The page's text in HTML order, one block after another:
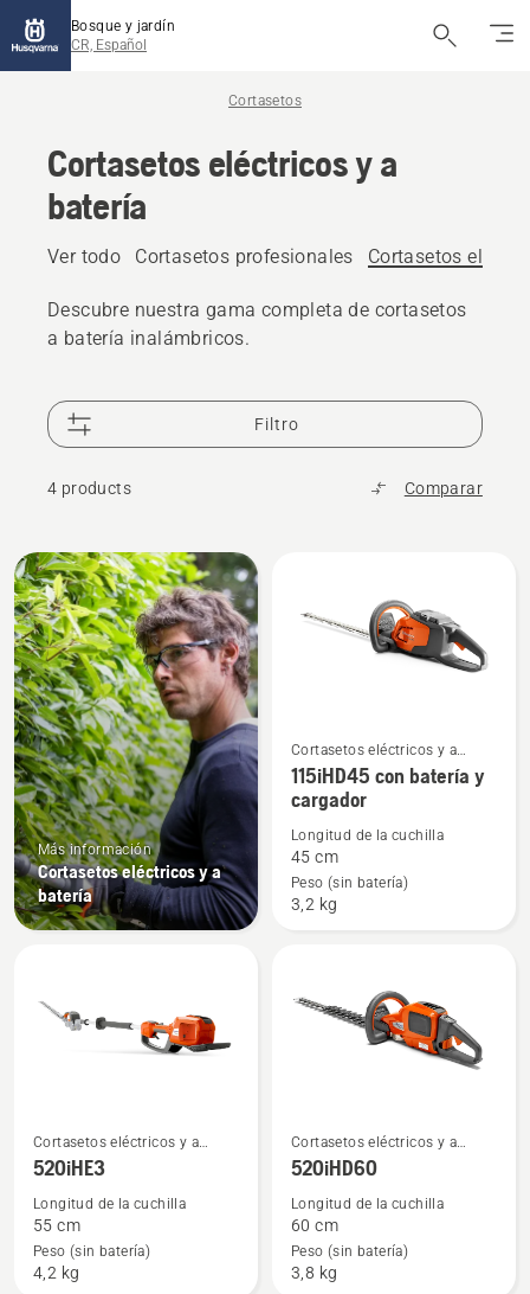
Bosque y jardín
CR, Español
Cortasetos
Cortasetos eléctricos y a
batería
Ver todo Cortasetos profesionales Cortasetos
Descubre nuestra gama completa de cortasetos
a batería inalámbricos.
Filtro
4 products Comparar
All
products
Más información
Cortasetos eléctricos y a
batería
Ver
más
detalles
sobre
115iHD45
con
Cortasetos eléctricos y a
batería
115iHD45 con batería y
cargador
Longitud de la cuchilla
45 cm
Peso (sin batería)
3,2 kg
Ver
más
sobre
520iHE3
Cortasetos eléctricos y a
batería
520iHE3
Longitud de la cuchilla
55 cm
Peso (sin batería)
4,2 kg
Ver
más
sobre
520iHD60
Cortasetos eléctricos y a
batería
520iHD60
Longitud de la cuchilla
60 cm
Peso (sin batería)
3,8 kg